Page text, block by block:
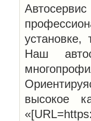
Наш
высокое